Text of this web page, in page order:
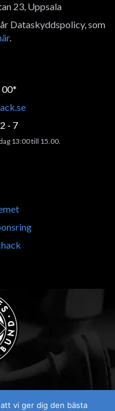
23, Uppsala
Dataskyddspolicy, som
.
- 7
13:00 till 15.00.
vi ger dig den bästa